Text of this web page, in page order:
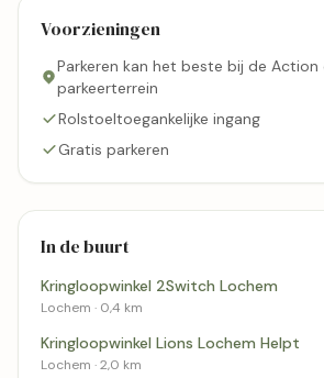
Voorzieningen
Parkeren kan het beste bij de
parkeerterrein
Rolstoeltoegankelijke ingang
Gratis parkeren
In de buurt
Kringloopwinkel 2Switch Lochem
Lochem · 0,4 km
Kringloopwinkel Lions Lochem Helpt
Lochem · 2,0 km